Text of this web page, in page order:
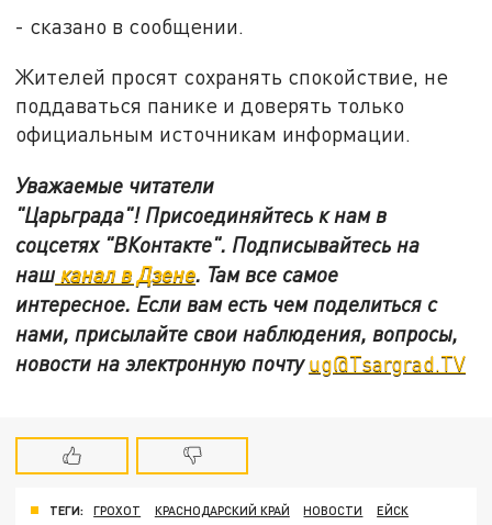
- сказано в сообщении.
Жителей просят сохранять спокойствие, не
поддаваться панике и доверять только
официальным источникам информации.
Уважаемые читатели
"Царьграда"! Присоединяйтесь к нам в
соцсетях "ВКонтакте". Подписывайтесь на
нашканал в Дзене. Там все самое
интересное. Если вам есть чем поделиться с
нами, присылайте свои наблюдения, вопросы,
новости на электронную почтуug@Tsargrad.TV
ТЕГИ: ГРОХОТ КРАСНОДАРСКИЙ КРАЙ НОВОСТИ
ЕЙСК